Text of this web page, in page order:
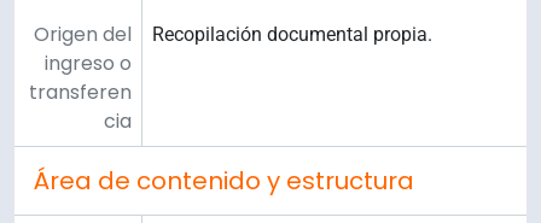
Origen del
ingreso o
transferen
cia
Recopilación documental propia.
Área de contenido y estructura